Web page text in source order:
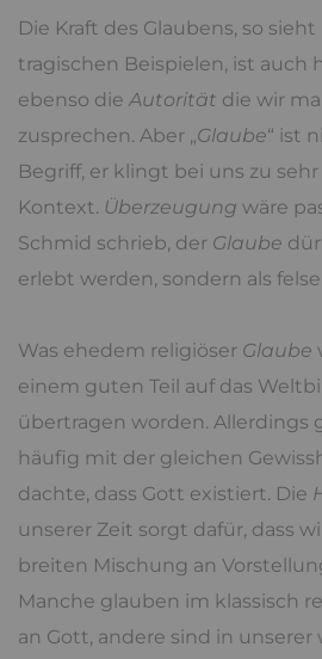
Die Kraft des Glaubens, so
tragischen Beispielen, ist auch
ebenso dieAutorität die wir
zusprechen. Aber „Glaube“ ist
Begriff, er klingt bei uns zu
Kontext. Überzeugung wäre
Schmid schrieb, der Glaube
erlebt werden, sondern als
Was ehedem religiöser Glaube
einem guten Teil auf das
übertragen worden. Allerdings
häufig mit der gleichen
dachte, dass Gott existiert. Die
unserer Zeit sorgt dafür, dass
breiten Mischung an
Manche glauben im klassisch
an Gott, andere sind in unserer